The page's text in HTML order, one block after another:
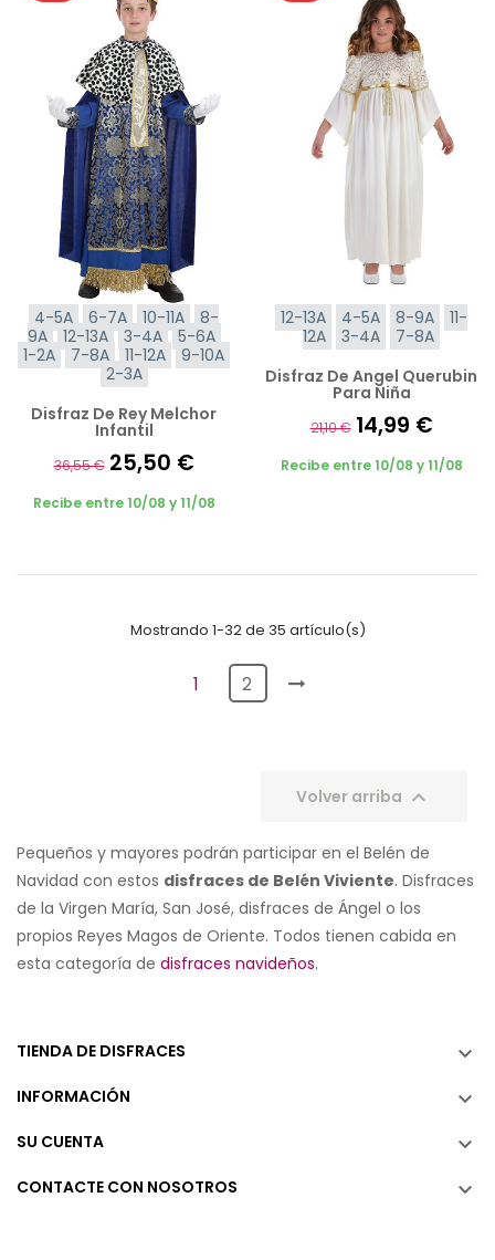
4-5A 6-7A 10-11A
8-
9A
12-13A 3-4A
5-6A
1-2A
7-8A 11-12A
9-10A
2-3A
Disfraz De Rey Melchor
Infantil
36,55 € 25,50 €
Recibe entre 10/08 y 11/08
12-13A 4-5A 8-9A
11-
12A
3-4A
7-8A
Disfraz De Angel Querubin
Para Niña
21,10 € 14,99 €
Recibe entre 10/08 y 11/08
Mostrando 1-32 de 35 artículo(s)
1 2
Volver arriba 
Pequeños y mayores podrán participar en el Belén de
Navidad con estos disfraces de Belén Viviente. Disfraces
de la Virgen María, San José, disfraces de Ángel o los
propios Reyes Magos de Oriente. Todos tienen cabida en
esta categoría de disfraces navideños.
TIENDA DE DISFRACES 
INFORMACIÓN 
SU CUENTA 
CONTACTE CON NOSOTROS 